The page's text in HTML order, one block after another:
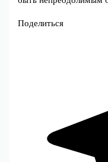
Поделиться